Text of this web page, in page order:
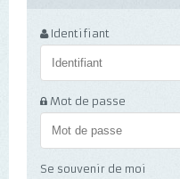
Identifiant
Mot de passe
Se souvenir de moi